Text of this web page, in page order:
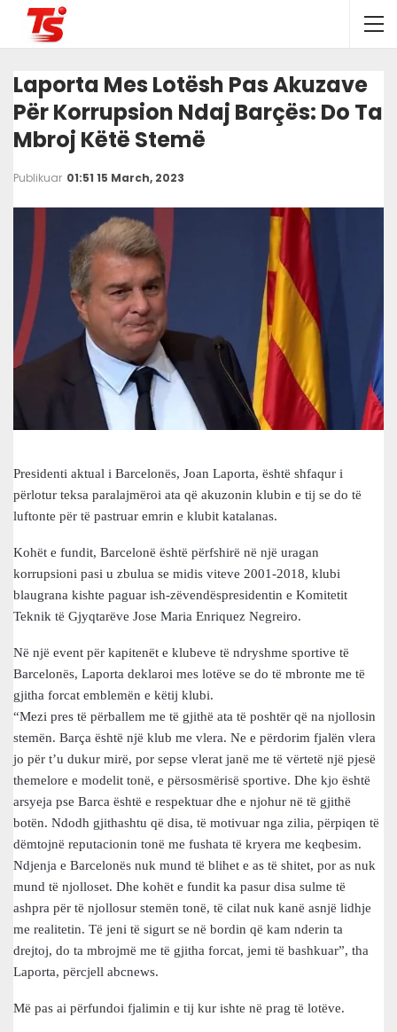
Laporta Mes Lotësh Pas Akuzave
Për Korrupsion Ndaj Barçës: Do Ta
Mbroj Këtë Stemë
Publikuar 01:51 15 March, 2023
Presidenti aktual i Barcelonës, Joan Laporta, është shfaqur i
përlotur teksa paralajmëroi ata që akuzonin klubin e tij se do të
luftonte për të pastruar emrin e klubit katalanas.
Kohët e fundit, Barcelonë është përfshirë në një uragan
korrupsioni pasi u zbulua se midis viteve 2001-2018, klubi
blaugrana kishte paguar ish-zëvendëspresidentin e Komitetit
Teknik të Gjyqtarëve Jose Maria Enriquez Negreiro.
Në një event për kapitenët e klubeve të ndryshme sportive të
Barcelonës, Laporta deklaroi mes lotëve se do të mbronte me të
gjitha forcat emblemën e këtij klubi.
“Mezi pres të përballem me të gjithë ata të poshtër që na njollosin
stemën. Barça është një klub me vlera. Ne e përdorim fjalën vlera
jo për t’u dukur mirë, por sepse vlerat janë me të vërtetë një pjesë
themelore e modelit tonë, e përsosmërisë sportive. Dhe kjo është
arsyeja pse Barca është e respektuar dhe e njohur në të gjithë
botën. Ndodh gjithashtu që disa, të motivuar nga zilia, përpiqen të
dëmtojnë reputacionin tonë me fushata të kryera me keqbesim.
Ndjenja e Barcelonës nuk mund të blihet e as të shitet, por as nuk
mund të njolloset. Dhe kohët e fundit ka pasur disa sulme të
ashpra për të njollosur stemën tonë, të cilat nuk kanë asnjë lidhje
me realitetin. Të jeni të sigurt se në bordin që kam nderin ta
drejtoj, do ta mbrojmë me të gjitha forcat, jemi të bashkuar”, tha
Laporta, përcjell abcnews.
Më pas ai përfundoi fjalimin e tij kur ishte në prag të lotëve.